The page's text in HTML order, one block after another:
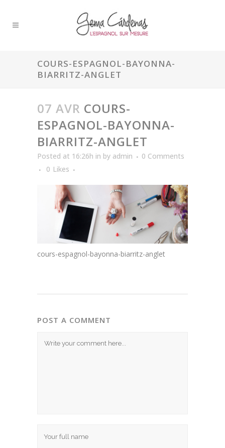
COURS-ESPAGNOL-BAYONNA-
BIARRITZ-ANGLET
07 AVR COURS-
ESPAGNOL-BAYONNA-
BIARRITZ-ANGLET
Posted at 16:26h in by admin
0 Comments
0 Likes
cours-espagnol-bayonna-biarritz-anglet
POST A COMMENT